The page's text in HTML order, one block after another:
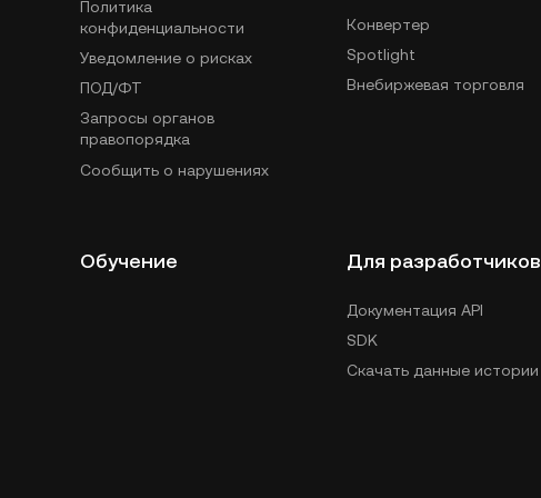
Политика
конфиденциальности
Уведомление о рисках
ПОД/ФТ
Запросы органов
правопорядка
Сообщить о нарушениях
Конвертер
Spotlight
Внебиржевая торговля
Обучение Для разработчиков
Документация API
SDK
Скачать данные истории